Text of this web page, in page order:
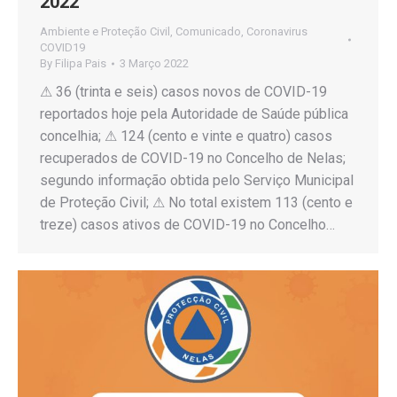
Ambiente e Proteção Civil Comunicado Coronavirus
COVID19
By Filipa Pais 3 Março 2022
⚠ 36 (trinta e seis) casos novos de COVID-19
reportados hoje pela Autoridade de Saúde pública
concelhia; ⚠ 124 (cento e vinte e quatro) casos
recuperados de COVID-19 no Concelho de Nelas;
segundo informação obtida pelo Serviço Municipal
de Proteção Civil; ⚠ No total existem 113 (cento e
treze) casos ativos de COVID-19 no Concelho…